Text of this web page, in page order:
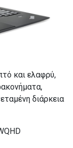
και ελαφρύ,
διάρκεια